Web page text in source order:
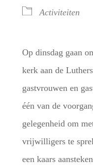
Activiteiten
Op dinsdag gaan
kerk aan de
gastvrouwen en
één van de
gelegenheid om
vrijwilligers te
een kaars